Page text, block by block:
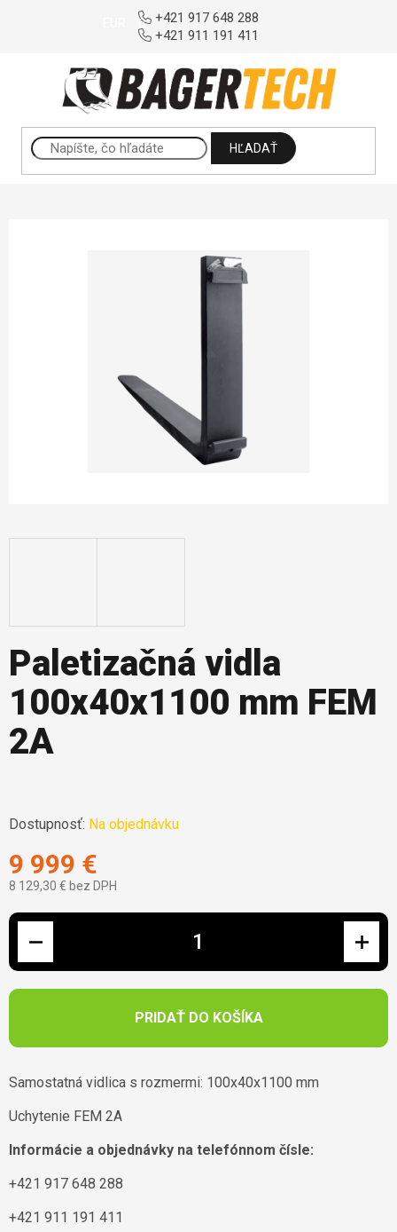
+421 917 648 288
+421 911 191 411
HĽADAŤ
Paletizačná vidla
100x40x1100 mm FEM
2A
Dostupnosť: Na objednávku
9 999 €
8 129,30 € bez DPH
Jednotková cena:
PRIDAŤ DO KOŠÍKA
Samostatná vidlica s rozmermi: 100x40x1100 mm
Uchytenie FEM 2A
Informácie a objednávky na telefónnom čísle:
+421 917 648 288
+421 911 191 411